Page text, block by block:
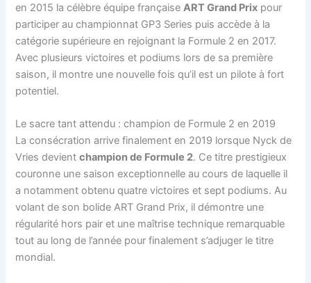
en 2015 la célèbre équipe françaiseART Grand Prix pour
participer au championnat GP3 Series puis accède à la
catégorie supérieure en rejoignant la Formule 2 en 2017.
Avec plusieurs victoires et podiums lors de sa première
saison, il montre une nouvelle fois qu’il est un pilote à fort
potentiel.
Le sacre tant attendu : champion de Formule 2 en 2019
La consécration arrive finalement en 2019 lorsque Nyck de
Vries devientchampion de Formule 2. Ce titre prestigieux
couronne une saison exceptionnelle au cours de laquelle il
a notamment obtenu quatre victoires et sept podiums. Au
volant de son bolide ART Grand Prix, il démontre une
régularité hors pair et une maîtrise technique remarquable
tout au long de l’année pour finalement s’adjuger le titre
mondial.